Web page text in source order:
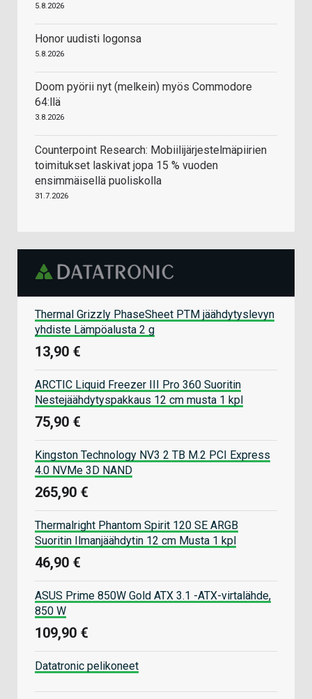
5.8.2026
Honor uudisti logonsa
5.8.2026
Doom pyörii nyt (melkein) myös Commodore
64:llä
3.8.2026
Counterpoint Research: Mobiilijärjestelmäpiirien
toimitukset laskivat jopa 15 % vuoden
ensimmäisellä puoliskolla
31.7.2026
Thermal Grizzly PhaseSheet PTM jäähdytyslevyn
yhdiste Lämpöalusta 2 g
13,90 €
ARCTIC Liquid Freezer III Pro 360 Suoritin
Nestejäähdytyspakkaus 12 cm musta 1 kpl
75,90 €
Kingston Technology NV3 2 TB M.2 PCI Express
4.0 NVMe 3D NAND
265,90 €
Thermalright Phantom Spirit 120 SE ARGB
Suoritin Ilmanjäähdytin 12 cm Musta 1 kpl
46,90 €
ASUS Prime 850W Gold ATX 3.1 -ATX-virtalähde,
850 W
109,90 €
Datatronic pelikoneet